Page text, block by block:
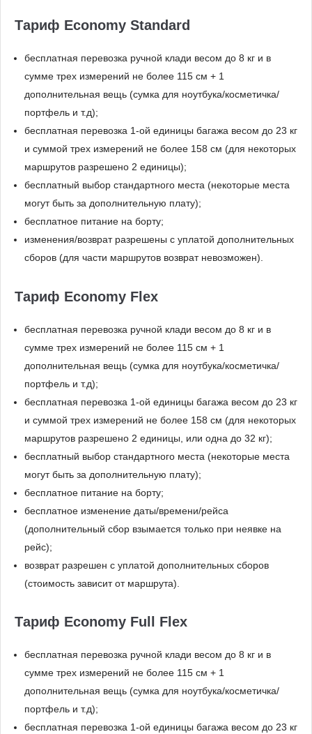
Тариф Economy Standard
бесплатная перевозка ручной клади весом до 8 кг и в
сумме трех измерений не более 115 см + 1
дополнительная вещь (сумка для ноутбука/косметичка/
портфель и т.д);
бесплатная перевозка 1-ой единицы багажа весом до 23 кг
и суммой трех измерений не более 158 см (для некоторых
маршрутов разрешено 2 единицы);
бесплатный выбор стандартного места (некоторые места
могут быть за дополнительную плату);
бесплатное питание на борту;
изменения/возврат разрешены с уплатой дополнительных
сборов (для части маршрутов возврат невозможен).
Тариф Economy Flex
бесплатная перевозка ручной клади весом до 8 кг и в
сумме трех измерений не более 115 см + 1
дополнительная вещь (сумка для ноутбука/косметичка/
портфель и т.д);
бесплатная перевозка 1-ой единицы багажа весом до 23 кг
и суммой трех измерений не более 158 см (для некоторых
маршрутов разрешено 2 единицы, или одна до 32 кг);
бесплатный выбор стандартного места (некоторые места
могут быть за дополнительную плату);
бесплатное питание на борту;
бесплатное изменение даты/времени/рейса
(дополнительный сбор взымается только при неявке на
рейс);
возврат разрешен с уплатой дополнительных сборов
(стоимость зависит от маршрута).
Тариф Economy Full Flex
бесплатная перевозка ручной клади весом до 8 кг и в
сумме трех измерений не более 115 см + 1
дополнительная вещь (сумка для ноутбука/косметичка/
портфель и т.д);
бесплатная перевозка 1-ой единицы багажа весом до 23 кг